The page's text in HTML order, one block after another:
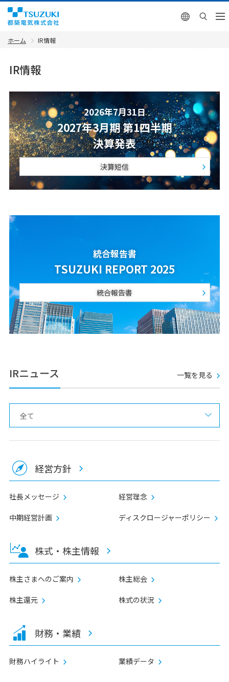
ホーム IR情報
IR情報
2026年7月31日
2027年3月期 第1四半期
決算発表
決算短信
統合報告書
TSUZUKI REPORT 2025
統合報告書
IRニュース 一覧を見る
経営方針
社長メッセージ 経営理念
中期経営計画 ディスクロージャーポリシー
株式・株主情報
株主さまへのご案内 株主総会
株主還元 株式の状況
財務・業績
財務ハイライト 業績データ